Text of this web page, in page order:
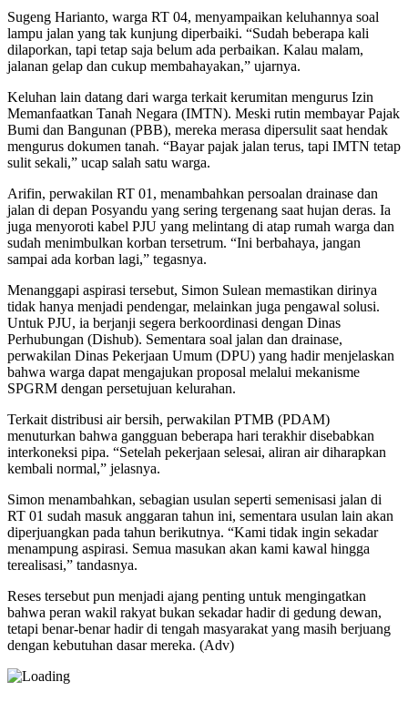
Sugeng Harianto, warga RT 04, menyampaikan keluhannya soal
lampu jalan yang tak kunjung diperbaiki. “Sudah beberapa kali
dilaporkan, tapi tetap saja belum ada perbaikan. Kalau malam,
jalanan gelap dan cukup membahayakan,” ujarnya.
Keluhan lain datang dari warga terkait kerumitan mengurus Izin
Memanfaatkan Tanah Negara (IMTN). Meski rutin membayar Pajak
Bumi dan Bangunan (PBB), mereka merasa dipersulit saat hendak
mengurus dokumen tanah. “Bayar pajak jalan terus, tapi IMTN tetap
sulit sekali,” ucap salah satu warga.
Arifin, perwakilan RT 01, menambahkan persoalan drainase dan
jalan di depan Posyandu yang sering tergenang saat hujan deras. Ia
juga menyoroti kabel PJU yang melintang di atap rumah warga dan
sudah menimbulkan korban tersetrum. “Ini berbahaya, jangan
sampai ada korban lagi,” tegasnya.
Menanggapi aspirasi tersebut, Simon Sulean memastikan dirinya
tidak hanya menjadi pendengar, melainkan juga pengawal solusi.
Untuk PJU, ia berjanji segera berkoordinasi dengan Dinas
Perhubungan (Dishub). Sementara soal jalan dan drainase,
perwakilan Dinas Pekerjaan Umum (DPU) yang hadir menjelaskan
bahwa warga dapat mengajukan proposal melalui mekanisme
SPGRM dengan persetujuan kelurahan.
Terkait distribusi air bersih, perwakilan PTMB (PDAM)
menuturkan bahwa gangguan beberapa hari terakhir disebabkan
interkoneksi pipa. “Setelah pekerjaan selesai, aliran air diharapkan
kembali normal,” jelasnya.
Simon menambahkan, sebagian usulan seperti semenisasi jalan di
RT 01 sudah masuk anggaran tahun ini, sementara usulan lain akan
diperjuangkan pada tahun berikutnya. “Kami tidak ingin sekadar
menampung aspirasi. Semua masukan akan kami kawal hingga
terealisasi,” tandasnya.
Reses tersebut pun menjadi ajang penting untuk mengingatkan
bahwa peran wakil rakyat bukan sekadar hadir di gedung dewan,
tetapi benar-benar hadir di tengah masyarakat yang masih berjuang
dengan kebutuhan dasar mereka. (Adv)